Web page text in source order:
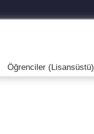
Öğrenciler (Lisansüstü)